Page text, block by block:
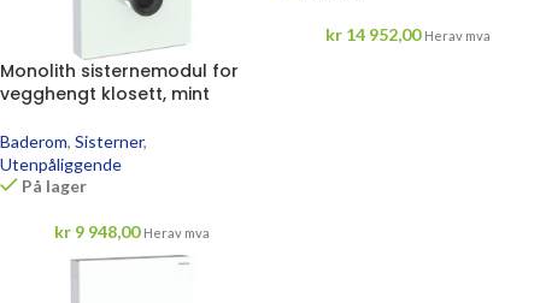
Monolith sisternemodul for
vegghengt klosett, mint
Baderom, Sisterner,
Utenpåliggende
På lager
kr 9 948,00 Herav mva
kr 14 952,00 Herav mva